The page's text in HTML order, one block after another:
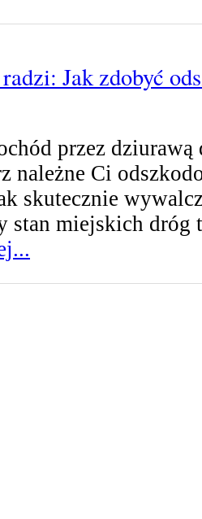
Jak zdobyć
przez
należne Ci
skutecznie
stan miejskich dróg